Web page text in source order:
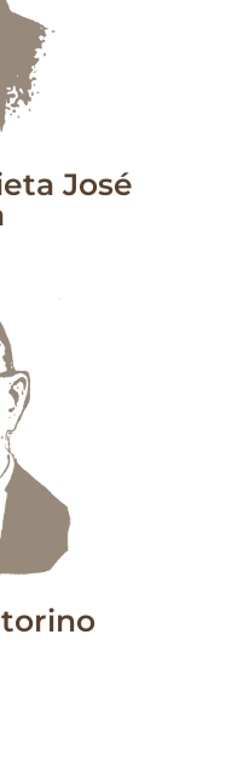
José